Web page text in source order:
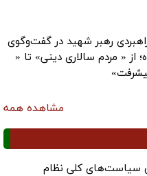
رهبر شهید در گفت‌وگوی
از « مردم سالاری دینی» تا «
مشاهده همه
سیاست‌های کلی نظام